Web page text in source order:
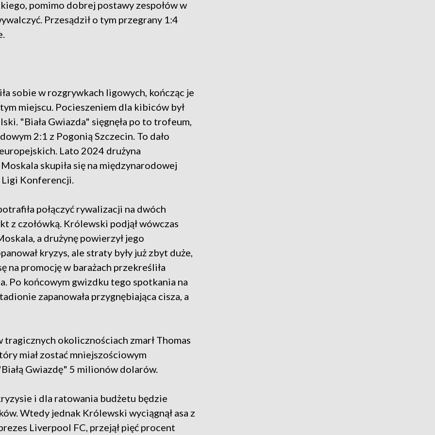
pomimo dobrej postawy zespołów w
Przesądził o tym przegrany 1:4
sobie w rozgrywkach ligowych, kończąc je
miejscu. Pocieszeniem dla kibiców był
"Biała Gwiazda" sięgnęła po to trofeum,
2:1 z Pogonią Szczecin. To dało
Lato 2024 drużyna
skupiła się na międzynarodowej
Konferencji.
połączyć rywalizacji na dwóch
z czołówką. Królewski podjął wówczas
a drużynę powierzył jego
kryzys, ale straty były już zbyt duże,
na promocję w barażach przekreśliła
Po końcowym gwizdku tego spotkania na
zapanowała przygnębiająca cisza, a
tragicznych okolicznościach zmarł Thomas
miał zostać mniejszościowym
Gwiazdę" 5 milionów dolarów.
i dla ratowania budżetu będzie
Wtedy jednak Królewski wyciągnął asa z
Liverpool FC, przejął pięć procent